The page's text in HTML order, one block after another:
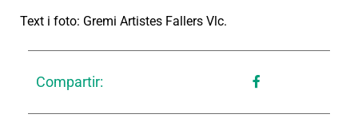
Text i foto: Gremi Artistes Fallers Vlc.
Compartir: